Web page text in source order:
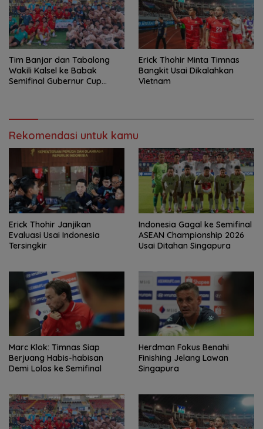
Tim Banjar dan Tabalong
Wakili Kalsel ke Babak
Semifinal Gubernur Cup
Erick Thohir Minta Timnas
Bangkit Usai Dikalahkan
Vietnam
Rekomendasi untuk kamu
Erick Thohir Janjikan
Evaluasi Usai Indonesia
Tersingkir
Indonesia Gagal ke Semifinal
ASEAN Championship 2026
Usai Ditahan Singapura
Marc Klok: Timnas Siap
Berjuang Habis-habisan
Demi Lolos ke Semifinal
Herdman Fokus Benahi
Finishing Jelang Lawan
Singapura